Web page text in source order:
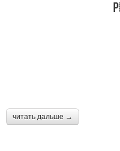
читать дальше →